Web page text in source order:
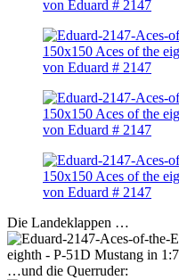
Die Landeklappen …
…und die Querruder: